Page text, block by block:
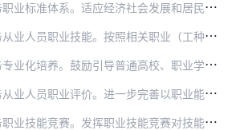
和居民生活对家政服务需求变化，适时增设新的家政服务职业（工种）。及时制（修）订家政服务相关职业（工种）国家职业标准，对…
（工种）国家职业标准和培训大纲，规范化开展家政服务职业技能培训，强化实操技能训练，加强法律知识、职业道德和心理健康教育…
职业学校（含技工院校）加强家政服务相关专业建设，根据社会需求合理确定招生规模，加快推进家政服务相关专业人才培养。支持校…
职业能力为导向家政服务职业评价机制和职业评价体系。加大家政服务社会培训评价组织征集遴选力度，积极推进家政服务社会化职业…
对技能提升带动作用。积极培育家政服务领域竞赛品牌，探索开展国家级家政服务职业技能竞赛、在各类综合性职业技能竞赛中设置家…